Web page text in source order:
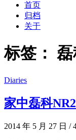
首页
归档
关于
标签：
Diaries
家中磊科
2014 年 5 月 27 日 /